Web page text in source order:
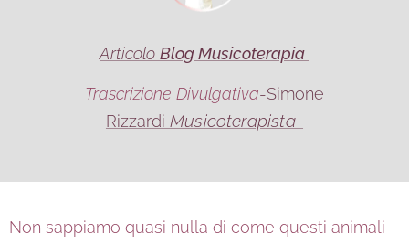
Articolo Blog Musicoterapia
Trascrizione Divulgativa-Simone
Rizzardi Musicoterapista-
Non sappiamo quasi nulla di come questi animali